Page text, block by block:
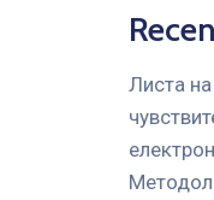
Листа